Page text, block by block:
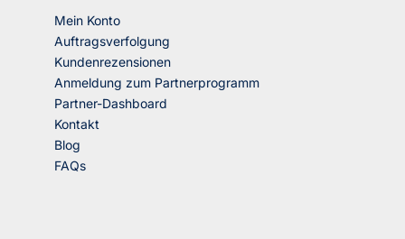
Mein Konto
Auftragsverfolgung
Kundenrezensionen
Anmeldung zum Partnerprogramm
Partner-Dashboard
Kontakt
Blog
FAQs